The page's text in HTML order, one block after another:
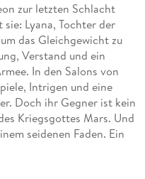
zur letzten Schlacht
Lyana, Tochter der
das Gleichgewicht zu
Verstand und ein
In den Salons von
Intrigen und eine
Doch ihr Gegner ist kein
Kriegsgottes Mars. Und
seidenen Faden. Ein